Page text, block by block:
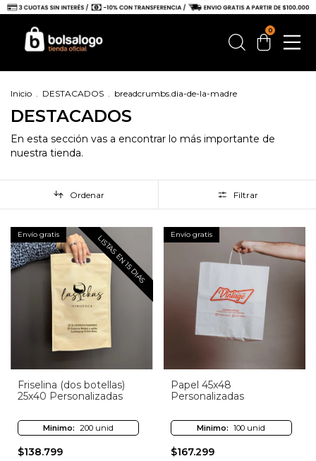
0
Inicio . DESTACADOS . breadcrumbs.dia-de-la-madre
DESTACADOS
En esta sección vas a encontrar lo más importante de
nuestra tienda.
Ordenar Filtrar
Envío gratis LISTAS EN 15 DIAS
Friselina (dos botellas)
25x40 Personalizadas
Minimo: 200 unid
$138.799
Envío gratis
Papel 45x48
Personalizadas
Minimo: 100 unid
$167.299